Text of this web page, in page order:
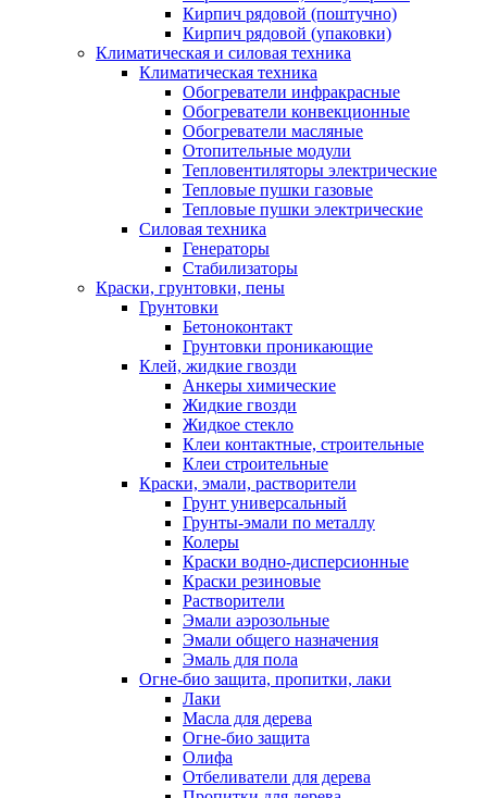
Кирпич рядовой (поштучно)
Кирпич рядовой (упаковки)
Климатическая и силовая техника
Климатическая техника
Обогреватели инфракрасные
Обогреватели конвекционные
Обогреватели масляные
Отопительные модули
Тепловентиляторы электрические
Тепловые пушки газовые
Тепловые пушки электрические
Силовая техника
Генераторы
Стабилизаторы
Краски, грунтовки, пены
Грунтовки
Бетоноконтакт
Грунтовки проникающие
Клей, жидкие гвозди
Анкеры химические
Жидкие гвозди
Жидкое стекло
Клеи контактные, строительные
Клеи строительные
Краски, эмали, растворители
Грунт универсальный
Грунты-эмали по металлу
Колеры
Краски водно-дисперсионные
Краски резиновые
Растворители
Эмали аэрозольные
Эмали общего назначения
Эмаль для пола
Огне-био защита, пропитки, лаки
Лаки
Масла для дерева
Огне-био защита
Олифа
Отбеливатели для дерева